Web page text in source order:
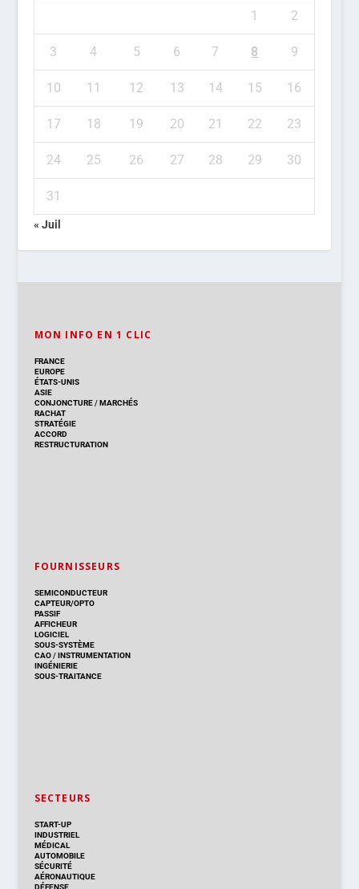
1 2
3 4 5 6 7 8 9
10 11 12 13 14 15 16
17 18 19 20 21 22 23
24 25 26 27 28 29 30
31
« Juil
MON INFO EN 1 CLIC
FRANCE
EUROPE
ÉTATS-UNIS
ASIE
CONJONCTURE/MARCHÉS
RACHAT
STRATÉGIE
ACCORD
RESTRUCTURATION
FOURNISSEURS
SEMICONDUCTEUR
CAPTEUR/OPTO
PASSIF
AFFICHEUR
LOGICIEL
SOUS-SYSTÈME
CAO/INSTRUMENTATION
INGÉNIERIE
SOUS-TRAITANCE
SECTEURS
START-UP
INDUSTRIEL
MÉDICAL
AUTOMOBILE
SÉCURITÉ
AÉRONAUTIQUE
DÉFENSE